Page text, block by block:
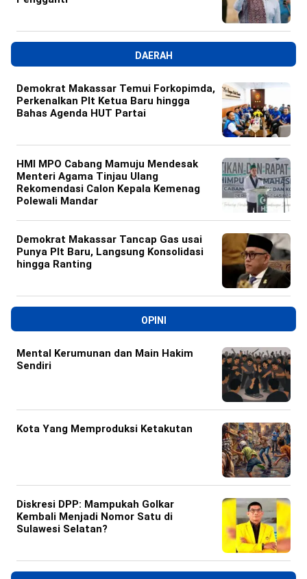
DAERAH
Demokrat Makassar Temui Forkopimda,
Perkenalkan Plt Ketua Baru hingga
Bahas Agenda HUT Partai
HMI MPO Cabang Mamuju Mendesak
Menteri Agama Tinjau Ulang
Rekomendasi Calon Kepala Kemenag
Polewali Mandar
Demokrat Makassar Tancap Gas usai
Punya Plt Baru, Langsung Konsolidasi
hingga Ranting
OPINI
Mental Kerumunan dan Main Hakim
Sendiri
Kota Yang Memproduksi Ketakutan
Diskresi DPP: Mampukah Golkar
Kembali Menjadi Nomor Satu di
Sulawesi Selatan?